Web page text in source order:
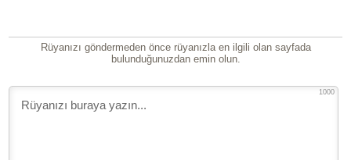
Rüyanızı göndermeden önce rüyanızla en ilgili olan sayfada
bulunduğunuzdan emin olun.
1000